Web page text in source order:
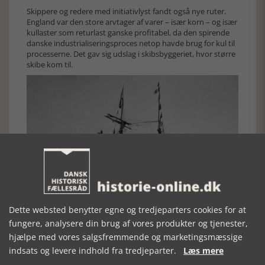
Skippere og redere med initiativlyst fandt også nye ruter.
England var den store arvtager af varer – især korn – og især
kullaster som returlast ganske profitabel, da den spirende
danske industrialiseringsproces netop havde brug for kul til
processerne. Det gav sig udslag i skibsbyggeriet, hvor større
skibe kom til.
Dette websted benytter egne og tredjeparters cookies for at
fungere, analysere din brug af vores produkter og tjenester,
hjælpe med vores salgsfremmende og marketingsmæssige
indsats og levere indhold fra tredjeparter. Læs mere